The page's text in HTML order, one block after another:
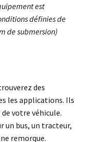
est
définies de
de submersion)
des
les applications. Ils
votre véhicule.
un bus, un tracteur,
remorque.